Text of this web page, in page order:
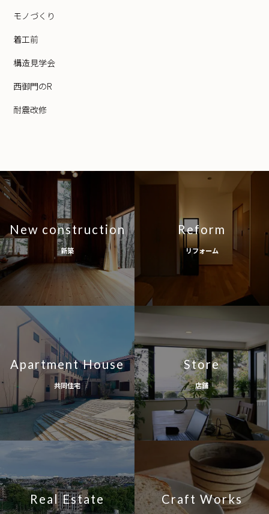
モノづくり
着工前
構造見学会
西御門のR
耐震改修
New construction
新築
Reform
リフォーム
Apartment House
共同住宅
Store
店舗
Real Estate Craft Works